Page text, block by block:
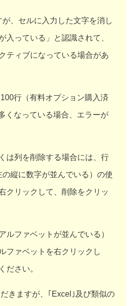
、セルに入力した文字を消し
入っている」と認識されて、
ティブになっている場合があ
行（有料オプション購入済
くなっている場合、エラーが
は列を削除する場合には、行
縦に数字が並んでいる）の使
クリックして、削除をクリッ
ルファベットが並んでいる）
ファベットを右クリックし
ださい。
きますが、｢Excel｣及び類似の